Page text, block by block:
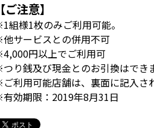
【ご注意】
組様1枚のみご利用可能。
サービスとの併用不可
円以上でご利用可
り銭及び現金とのお引換はでき
利用可能店舗は、裏面に記入さ
効期限：2019年8月31日